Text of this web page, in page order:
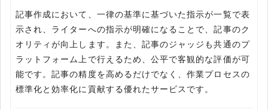
記事作成において、一律の基準に基づいた指示が一覧で表
示され、ライターへの指示が明確になることで、記事のク
オリティが向上します。また、記事のジャッジも共通のプ
ラットフォーム上で行えるため、公平で客観的な評価が可
能です。記事の精度を高めるだけでなく、作業プロセスの
標準化と効率化に貢献する優れたサービスです。